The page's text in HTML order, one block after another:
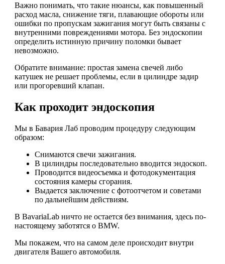
Важно понимать, что такие нюансы, как повышенный
расход масла, снижение тяги, плавающие обороты или
ошибки по пропускам зажигания могут быть связаны с
внутренними повреждениями мотора. Без эндоскопии
определить истинную причину поломки бывает
невозможно.
Обратите внимание: простая замена свечей либо
катушек не решает проблемы, если в цилиндре задир
или прогоревший клапан.
Как проходит эндоскопия
Мы в Бавария Лаб проводим процедуру следующим
образом:
Снимаются свечи зажигания.
В цилиндры последовательно вводится эндоскоп.
Проводится видеосъемка и фотодокументация
состояния камеры сгорания.
Выдается заключение с фотоотчетом и советами
по дальнейшим действиям.
В BavariaLab ничто не остается без внимания, здесь по-
настоящему заботятся о BMW.
Мы покажем, что на самом деле происходит внутри
двигателя Вашего автомобиля.